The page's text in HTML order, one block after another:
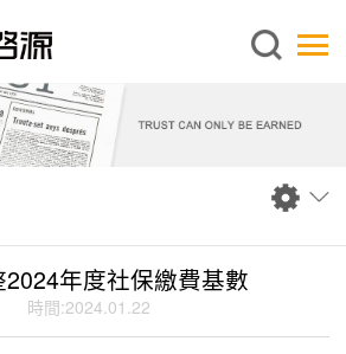
繁體中文
關於啓源
服務範圍
出版刊物
年度社保繳費基數
時間:2024.01.22